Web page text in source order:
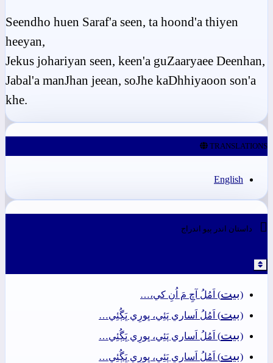
Seendho huen Saraf'a seen, ta hoond'a thiyen
heeyan,
Jekus johariyan seen, keen'a guZaaryaee Deenhan,
Jabal'a manJhan jeean, soJhe kaDhhiyaoon son'a
khe.
TRANSLATIONS
English
 داستان اندر ٻيو اندراج
(بيت) اَمُلُ آڇِ مَ اُنِ کي،…
(بيت) اَمُلُ اَساري پَئِي، ڀورِي ڀَڳُئِي…
(بيت) اَمُلُ اَساري پَئِي، ڀورِي ڀَڳُئِي…
(بيت) اَمُلُ اَساري پَئِي، ڀورِي ڀَڳُئِي…